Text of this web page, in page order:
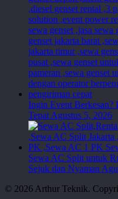
Ingin Event Berkesan?
Tepat Agustus 5, 2026
Sewa AC Split untuk
Sejuk dan Nyaman
© 2026 Arthur Teknik.